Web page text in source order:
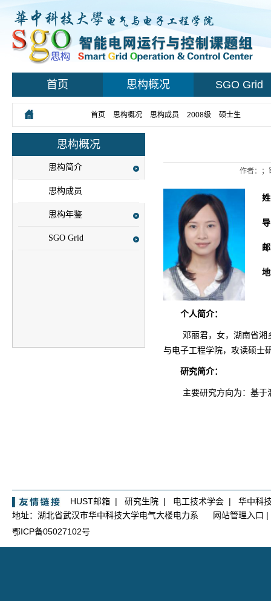
首页 思构概况 SGO Grid
首页 思构概况 思构成员 2008级 硕士生
思构概况
思构简介
思构成员
思构年鉴
SGO Grid
作者：；
个人简介：
邓丽君， 女， 湖南省湘
与电子工程学院，攻读硕士
研究简介：
主要研究方向为： 基于
HUST邮箱 | 研究生院 | 电工技术学会 | 华中科
地址：湖北省武汉市华中科技大学电气大楼电力系
网站管理入口 |
鄂ICP备05027102号